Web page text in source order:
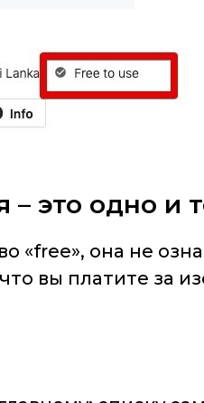
это одно и
«free», она не
вы платите за